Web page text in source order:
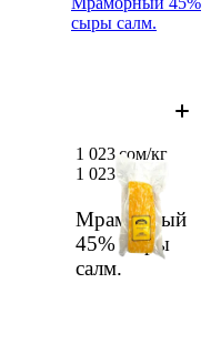
сыры салм.
Мраморный
45% сыры
салм.
1 023 сом/кг
1 023 сом/